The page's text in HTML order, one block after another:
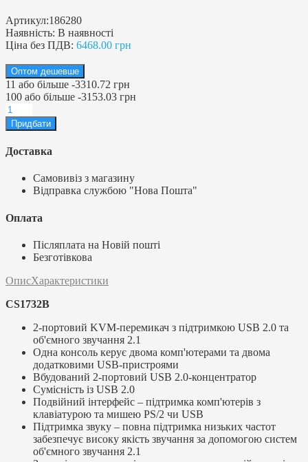
Артикул:186280
Наявність: В наявності
Ціна без ПДВ: 6468.00 грн
Оптом дешевше
11 або більше -3310.72 грн
100 або більше -3153.03 грн
Доставка
Самовивіз з магазину
Відправка службою "Нова Пошта"
Оплата
Післяплата на Новій пошті
Безготівкова
ОписХарактеристики
CS1732B
2-портовий KVM-перемикач з підтримкою USB 2.0 та
об'ємного звучання 2.1
Одна консоль керує двома комп'ютерами та двома
додатковими USB-пристроями
Вбудований 2-портовий USB 2.0-концентратор
Сумісність із USB 2.0
Подвійний інтерфейс – підтримка комп'ютерів з
клавіатурою та мишею PS/2 чи USB
Підтримка звуку – повна підтримка низьких частот
забезпечує високу якість звучання за допомогою систем
об'ємного звучання 2.1